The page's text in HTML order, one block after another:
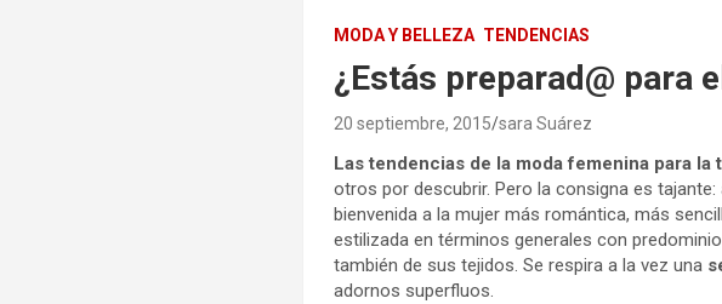
MODA Y BELLEZA TENDENCIAS
¿Estás preparad@ para
20 septiembre, 2015 sara Suárez
Las tendencias de la moda femenina para
otros por descubrir. Pero la consigna es
bienvenida a la mujer más romántica, más
estilizada en términos generales con
también de sus tejidos. Se respira a la vez una
adornos superfluos.